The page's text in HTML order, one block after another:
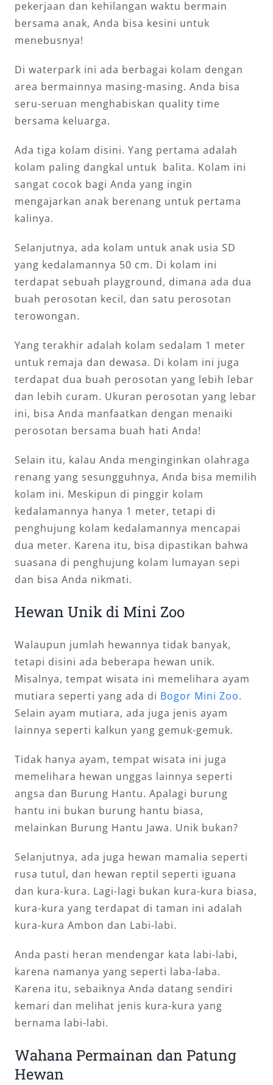
pekerjaan dan kehilangan waktu bermain
bersama anak, Anda bisa kesini untuk
menebusnya!
Di waterpark ini ada berbagai kolam dengan
area bermainnya masing-masing. Anda bisa
seru-seruan menghabiskan quality time
bersama keluarga.
Ada tiga kolam disini. Yang pertama adalah
kolam paling dangkal untuk balita. Kolam ini
sangat cocok bagi Anda yang ingin
mengajarkan anak berenang untuk pertama
kalinya.
Selanjutnya, ada kolam untuk anak usia SD
yang kedalamannya 50 cm. Di kolam ini
terdapat sebuah playground, dimana ada dua
buah perosotan kecil, dan satu perosotan
terowongan.
Yang terakhir adalah kolam sedalam 1 meter
untuk remaja dan dewasa. Di kolam ini juga
terdapat dua buah perosotan yang lebih lebar
dan lebih curam. Ukuran perosotan yang lebar
ini, bisa Anda manfaatkan dengan menaiki
perosotan bersama buah hati Anda!
Selain itu, kalau Anda menginginkan olahraga
renang yang sesungguhnya, Anda bisa memilih
kolam ini. Meskipun di pinggir kolam
kedalamannya hanya 1 meter, tetapi di
penghujung kolam kedalamannya mencapai
dua meter. Karena itu, bisa dipastikan bahwa
suasana di penghujung kolam lumayan sepi
dan bisa Anda nikmati.
Hewan Unik di Mini Zoo
Walaupun jumlah hewannya tidak banyak,
tetapi disini ada beberapa hewan unik.
Misalnya, tempat wisata ini memelihara ayam
mutiara seperti yang ada di Bogor Mini Zoo.
Selain ayam mutiara, ada juga jenis ayam
lainnya seperti kalkun yang gemuk-gemuk.
Tidak hanya ayam, tempat wisata ini juga
memelihara hewan unggas lainnya seperti
angsa dan Burung Hantu. Apalagi burung
hantu ini bukan burung hantu biasa,
melainkan Burung Hantu Jawa. Unik bukan?
Selanjutnya, ada juga hewan mamalia seperti
rusa tutul, dan hewan reptil seperti iguana
dan kura-kura. Lagi-lagi bukan kura-kura biasa,
kura-kura yang terdapat di taman ini adalah
kura-kura Ambon dan Labi-labi.
Anda pasti heran mendengar kata labi-labi,
karena namanya yang seperti laba-laba.
Karena itu, sebaiknya Anda datang sendiri
kemari dan melihat jenis kura-kura yang
bernama labi-labi.
Wahana Permainan dan Patung
Hewan